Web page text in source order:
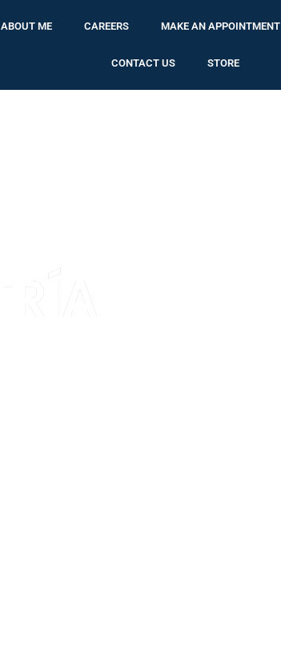
ABOUT ME CAREERS MAKE AN APPOINTMENT
CONTACT US STORE